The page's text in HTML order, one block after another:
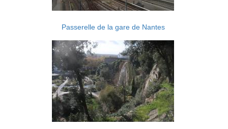
Passerelle de la gare de Nantes